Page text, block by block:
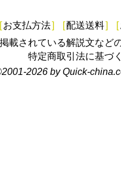
[お支払方法] [配送送料] [
載されている解説文など
特定商取引法に基づ
2026 by Quick-